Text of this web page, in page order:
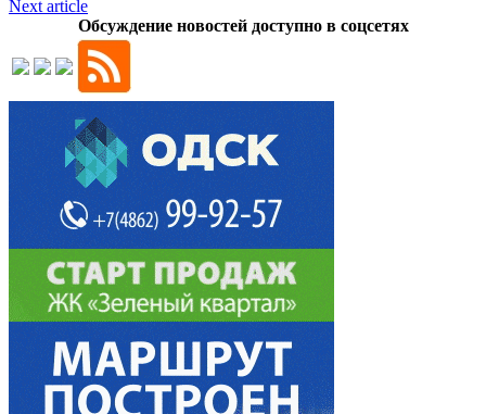
Next article
Обсуждение новостей доступно в соцсетях